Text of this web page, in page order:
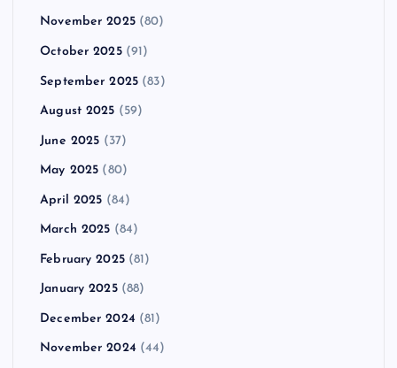
November 2025(80)
October 2025(91)
September 2025 (83)
August 2025 (59)
June 2025 (37)
May 2025 (80)
April 2025 (84)
March 2025 (84)
February 2025(81)
January 2025(88)
December 2024 (81)
November 2024 (44)